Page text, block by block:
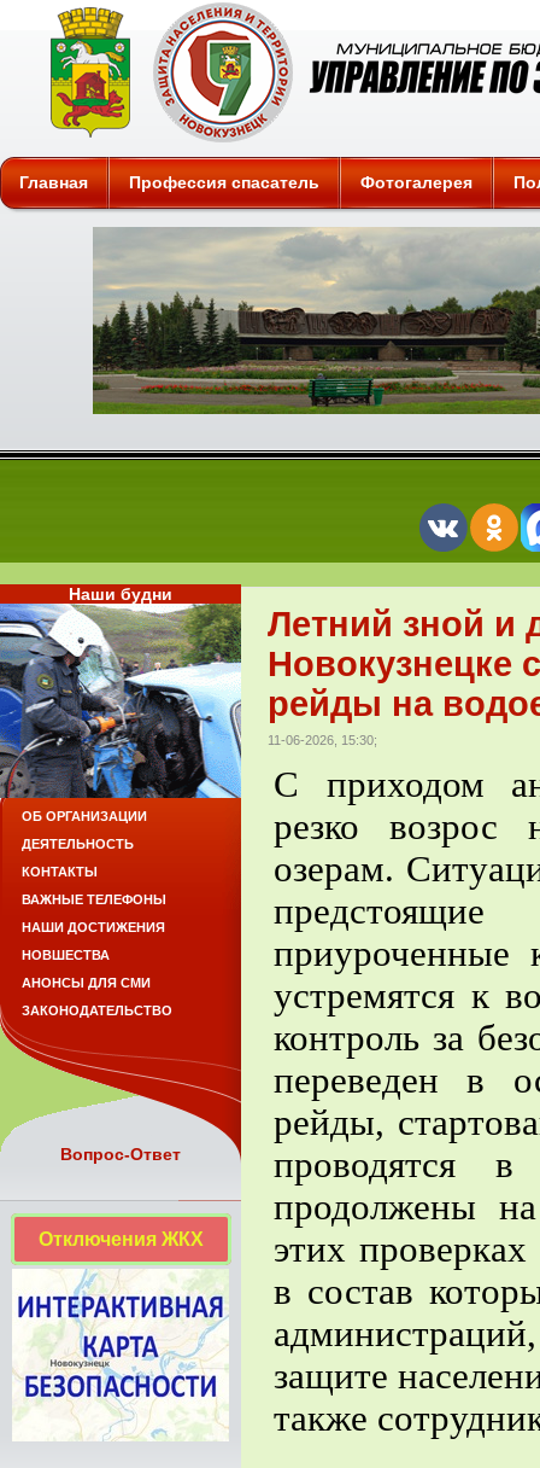
Защита
Главная Профессия спасатель Фотогалерея
Летний зной
Новокузнецке
рейды на
11-06-2026, 15:30;
С приходом
резко
озерам.
приуроченные
устремятся к
контроль за
переведен в
рейды,
проводятся
продолжены
этих
в состав
защите
также
Наши будни
ОБ ОРГАНИЗАЦИИ
ДЕЯТЕЛЬНОСТЬ
КОНТАКТЫ
ВАЖНЫЕ ТЕЛЕФОНЫ
НАШИ ДОСТИЖЕНИЯ
НОВШЕСТВА
АНОНСЫ ДЛЯ СМИ
ЗАКОНОДАТЕЛЬСТВО
Вопрос-Ответ
Отключения ЖКХ